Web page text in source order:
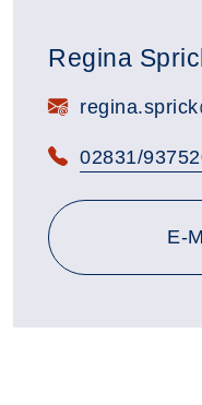
Regina
E-Mail:
Telefon:
02831/
E-